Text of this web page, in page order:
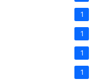
1
1
1
1